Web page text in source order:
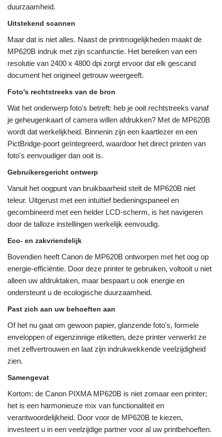
duurzaamheid.
Uitstekend scannen
Maar dat is niet alles. Naast de printmogelijkheden maakt de
MP620B indruk met zijn scanfunctie. Het bereiken van een
resolutie van 2400 x 4800 dpi zorgt ervoor dat elk gescand
document het origineel getrouw weergeeft.
Foto's rechtstreeks van de bron
Wat het onderwerp foto's betreft: heb je ooit rechtstreeks vanaf
je geheugenkaart of camera willen afdrukken? Met de MP620B
wordt dat werkelijkheid. Binnenin zijn een kaartlezer en een
PictBridge-poort geïntegreerd, waardoor het direct printen van
foto's eenvoudiger dan ooit is.
Gebruikersgericht ontwerp
Vanuit het oogpunt van bruikbaarheid stelt de MP620B niet
teleur. Uitgerust met een intuïtief bedieningspaneel en
gecombineerd met een helder LCD-scherm, is het navigeren
door de talloze instellingen werkelijk eenvoudig.
Eco- en zakvriendelijk
Bovendien heeft Canon de MP620B ontworpen met het oog op
energie-efficiëntie. Door deze printer te gebruiken, voltooit u niet
alleen uw afdruktaken, maar bespaart u ook energie en
ondersteunt u de ecologische duurzaamheid.
Past zich aan uw behoeften aan
Of het nu gaat om gewoon papier, glanzende foto's, formele
enveloppen of eigenzinnige etiketten, deze printer verwerkt ze
met zelfvertrouwen en laat zijn indrukwekkende veelzijdigheid
zien.
Samengevat
Kortom: de Canon PIXMA MP620B is niet zomaar een printer;
het is een harmonieuze mix van functionaliteit en
verantwoordelijkheid. Door voor de MP620B te kiezen,
investeert u in een veelzijdige partner voor al uw printbehoeften.